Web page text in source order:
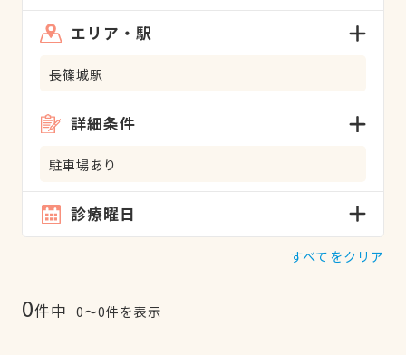
エリア・駅
長篠城駅
詳細条件
駐車場あり
診療曜日
すべてをクリア
0件中 0〜0件を表示